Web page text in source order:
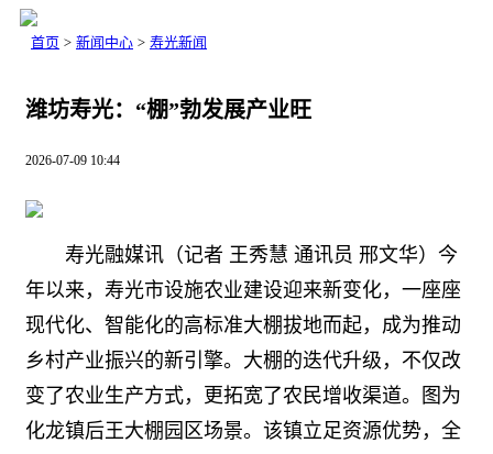
首页 > 新闻中心 > 寿光新闻
潍坊寿光：“棚”勃发展产业旺
2026-07-09 10:44
寿光融媒讯（记者 王秀慧 通讯员 邢文华）今
年以来，寿光市设施农业建设迎来新变化，一座座
现代化、智能化的高标准大棚拔地而起，成为推动
乡村产业振兴的新引擎。大棚的迭代升级，不仅改
变了农业生产方式，更拓宽了农民增收渠道。图为
化龙镇后王大棚园区场景。该镇立足资源优势，全